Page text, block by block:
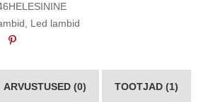
Led lambid
ARVUSTUSED (0) TOOTJAD (1)